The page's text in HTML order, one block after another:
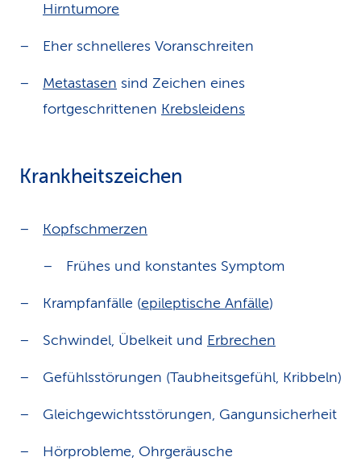
Hirntumore
Eher schnelleres Voranschreiten
Metastasen sind Zeichen eines
fortgeschrittenen Krebsleidens
Krankheitszeichen
Kopfschmerzen
Frühes und konstantes Symptom
Krampfanfälle (epileptische Anfälle)
Schwindel, Übelkeit und Erbrechen
Gefühlsstörungen (Taubheitsgefühl, Kribbeln)
Gleichgewichtsstörungen, Gangunsicherheit
Hörprobleme, Ohrgeräusche